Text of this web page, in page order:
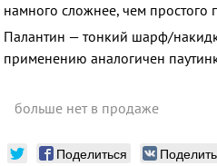
намного сложнее, чем простого
Палантин — тонкий шарф/
применению аналогичен
больше нет в продаже
Поделиться